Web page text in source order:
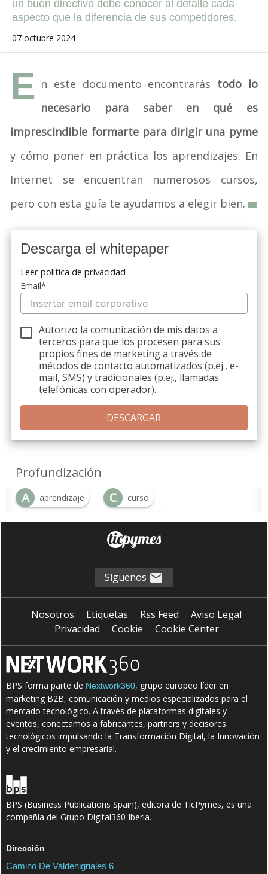
un buen directivo debe conocer al detalle cada
aspecto que la diferencia de sus competidores.
07 octubre 2024
E n este documento encontrarás todo lo
necesario para saber en qué es
imprescindible formarte para dirigir una pyme
y cómo poner en práctica los aprendizajes. En
Internet se encuentran numerosos cursos,
pero con esta guía te ayudamos a elegir bien.
Descarga el whitepaper
Leer politica de privacidad
Email*
Autorizo la comunicación de mis datos a
terceros para que los procesen para sus
propios fines de marketing a través de
métodos de contacto automatizados (p.ej., e-
mail, SMS) y tradicionales (p.ej., llamadas
telefónicas con operador).
Profundización
A
aprendizaje C curso
D Digitalización E empresa
I internet
Síguenos
Nosotros Etiquetas Rss Feed
Aviso Legal
Privacidad
Cookie Cookie Center
BPS forma parte de Nextwork360, grupo europeo líder en
marketing B2B, comunicación y medios especializados para el
mercado tecnológico. A través de plataformas digitales y
eventos, conectamos a fabricantes, partners y decisores
tecnológicos impulsando la Transformación Digital, la Innovación
y el crecimiento empresarial.
BPS (Business Publications Spain), editora de TicPymes, es una
compañía del Grupo Digital360 Iberia.
Dirección
Camino De Valdenigriales 6